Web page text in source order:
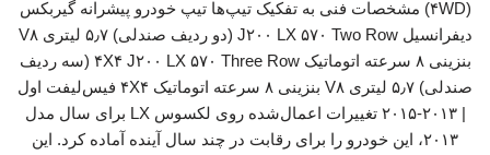
(۴WD) مشخصات فنی به تفکیک تیپ‌ها تیپ خودرو پیشرانه گیربکس
دیفرانسیل J۲۰۰ LX ۵۷۰ Two Row (دو ردیف صندلی) ۵٫۷ لیتری V۸
بنزینی ۸ سرعته اتوماتیک ۴X۴ J۲۰۰ LX ۵۷۰ Three Row (سه ردیف
صندلی) ۵٫۷ لیتری V۸ بنزینی ۸ سرعته اتوماتیک ۴X۴ فیس‌لیفت اول
| ۲۰۱۳-۲۰۱۵ تغییرات اعمال‌شده روی لکسوس LX برای سال مدل
۲۰۱۳، این خودرو را برای رقابت در چند سال آینده آماده کرد. این